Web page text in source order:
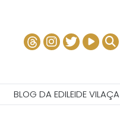
BLOG DA EDILEIDE VILAÇA